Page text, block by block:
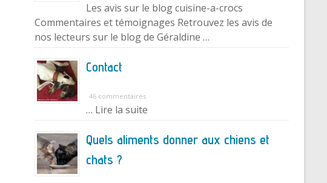
Les avis sur le blog cuisine-a-crocs
Commentaires et témoignages Retrouvez les avis de
nos lecteurs sur le blog de Géraldine …
Contact
46 commentaires
… Lire la suite
Quels aliments donner aux chiens et
chats ?